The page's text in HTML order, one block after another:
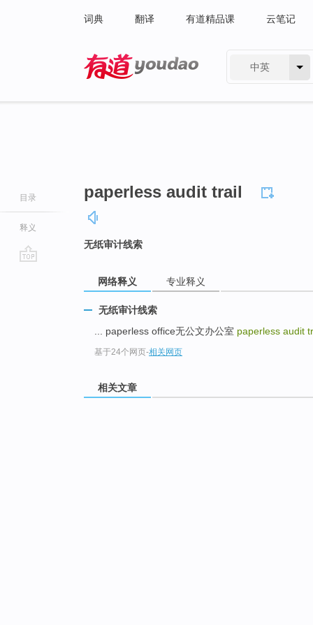
词典 翻译 有道精品课 云笔记
中英
目录
释义
paperless audit trail
无纸审计线索
网络释义 专业释义
无纸审计线索
... paperless office无公文办公室 paperless audit
基于24个网页-相关网页
相关文章